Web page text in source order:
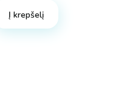
59.00 €.
39.53 €.
Į krepšelį